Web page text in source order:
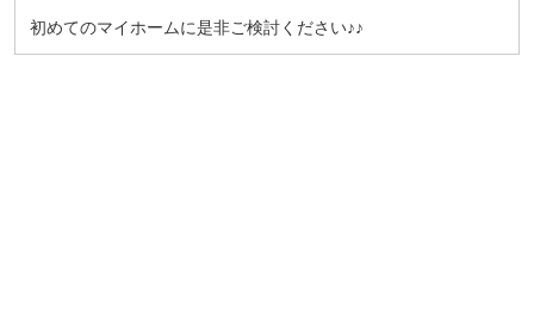
初めてのマイホームに是非ご検討ください♪♪